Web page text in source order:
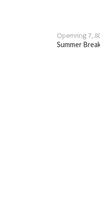
Opernring 7,
Summer